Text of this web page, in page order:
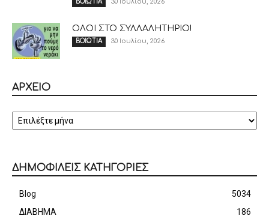
ΒΟΙΩΤΙΑ 30 Ιουλίου, 2026
ΟΛΟΙ ΣΤΟ ΣΥΛΛΑΛΗΤΗΡΙΟ!
ΒΟΙΩΤΙΑ 30 Ιουλίου, 2026
ΑΡΧΕΙΟ
ΔΗΜΟΦΙΛΕΙΣ ΚΑΤΗΓΟΡΙΕΣ
Blog
5034
ΔΙΑΒΗΜΑ
186